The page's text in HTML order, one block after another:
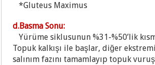
*G luteus Maximus
d.Basma Sonu:
Yürüme siklusunun %31-%50’lik
Topuk kalkışı ile başlar, diğer
salınım fazını tamamlayıp topuk